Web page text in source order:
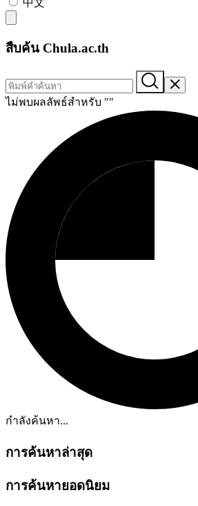
สืบค้น Chula.ac.th
ไม่พบผลลัพธ์สำหรับ ""
กำลังค้นหา...
การค้นหาล่าสุด
การค้นหายอดนิยม